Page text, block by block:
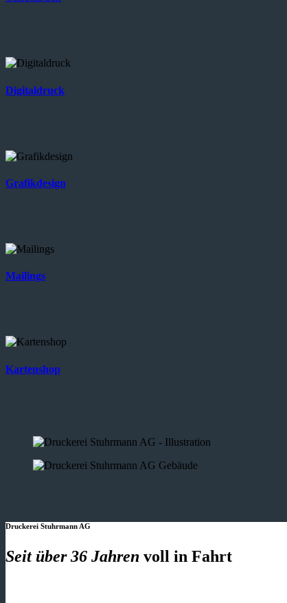
Digitaldruck
Grafikdesign
Mailings
Kartenshop
Druckerei Stuhrmann AG
Seit über 36 Jahren voll in Fahrt